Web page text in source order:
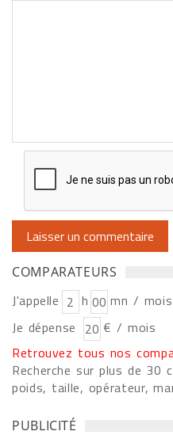
COMPARATEURS
J'appelle h
mn / mois
Je dépense
€ / mois
Retrouvez tous nos
Recherche sur plus de 30
poids, taille, opérateur,
PUBLICITÉ